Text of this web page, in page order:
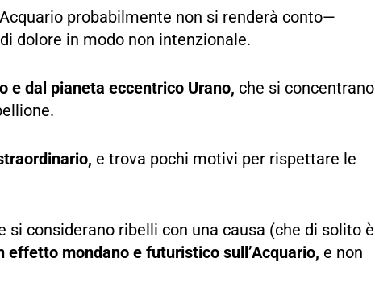
probabilmente non si renderà conto—
dolore in modo non intenzionale.
e dal pianeta eccentrico Urano, che si concentrano
e trova pochi motivi per rispettare le
si considerano ribelli con una causa (che di solito è
effetto mondano e futuristico sull’Acquario, e non